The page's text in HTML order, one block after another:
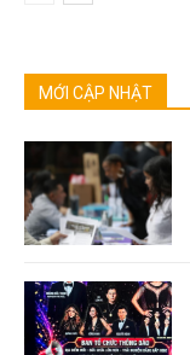
MỚI CẬP NHẬT